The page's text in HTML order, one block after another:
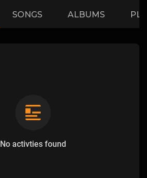
SONGS ALBUMS
No activties found